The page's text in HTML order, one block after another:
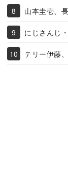
山本圭壱、
にじさんじ
テリー伊藤